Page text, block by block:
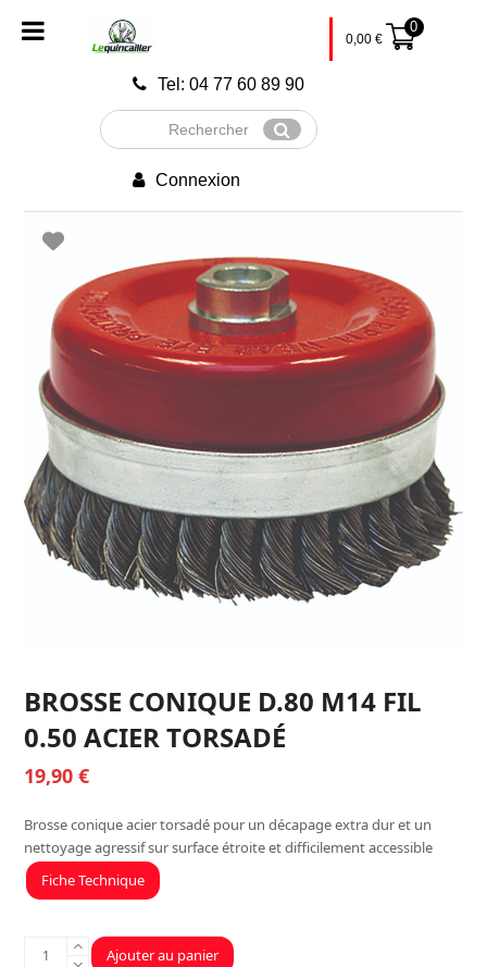
Tel: 04 77 60 89 90
Rechercher
Envoyer
Connexion
0,00 €
0
BROSSE CONIQUE D.80 M14 FIL
0.50 ACIER TORSADÉ
19,90€
Brosse conique acier torsadé pour un décapage extra dur et un
nettoyage agressif sur surface étroite et difficilement accessible
Fiche Technique
quantité
Ajouter au panier